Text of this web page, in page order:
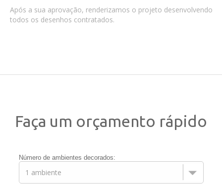
Após a sua aprovação, renderizamos o projeto desenvolvendo
todos os desenhos contratados.
Faça um orçamento rápido
Número de ambientes decorados: